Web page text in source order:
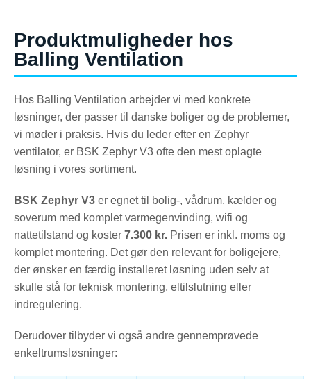
Produktmuligheder hos
Balling Ventilation
Hos Balling Ventilation arbejder vi med konkrete
løsninger, der passer til danske boliger og de problemer,
vi møder i praksis. Hvis du leder efter en Zephyr
ventilator, er BSK Zephyr V3 ofte den mest oplagte
løsning i vores sortiment.
BSK Zephyr V3 er egnet til bolig-, vådrum, kælder og
soverum med komplet varmegenvinding, wifi og
nattetilstand og koster 7.300 kr. Prisen er inkl. moms og
komplet montering. Det gør den relevant for boligejere,
der ønsker en færdig installeret løsning uden selv at
skulle stå for teknisk montering, eltilslutning eller
indregulering.
Derudover tilbyder vi også andre gennemprøvede
enkeltrumsløsninger: